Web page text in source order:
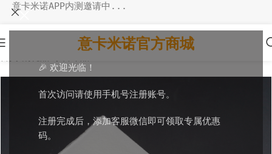
🎉 欢迎光临！
首次访问请使用手机号注册账号。
注册完成后，添加客服微信即可领取专属优惠
码。
意卡米诺APP内测邀请中...
意卡米诺官方商城